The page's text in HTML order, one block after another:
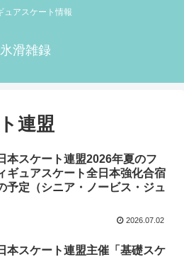
ュアスケート情報
氷滑雑録
連盟
本スケート連盟2026年夏のフ
ギュアスケート全日本強化合宿
予定（シニア・ノービス・ジュ
2026.07.02
本スケート連盟主催「基礎スケ